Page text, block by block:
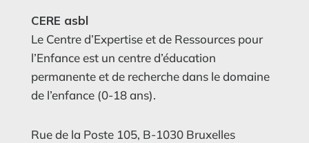
CERE asbl
Le Centre d’Expertise et de Ressources pour
l’Enfance est un centre d’éducation
permanente et de recherche dans le domaine
de l’enfance (0-18 ans).
Rue de la Poste 105, B-1030 Bruxelles